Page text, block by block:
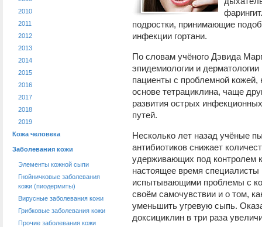
2010
2011
2012
2013
2014
2015
2016
2017
2018
2019
Кожа человека
Заболевания кожи
Элементы кожной сыпи
Гнойничковые заболевания
кожи (пиодермиты)
Вирусные заболевания кожи
Грибковые заболевания кожи
Прочие заболевания кожи
подростки, принимающие
инфекции гортани.
По словам учёного Дэвида
эпидемиологии и
пациенты с проблемной
основе тетрациклина, чаще
развития острых
путей.
Несколько лет назад учёные
антибиотиков снижает
удерживающих под контролем
настоящее время
испытывающими проблемы с
своём самочувствии и о том,
уменьшить угревую сыпь.
доксициклин в три раза